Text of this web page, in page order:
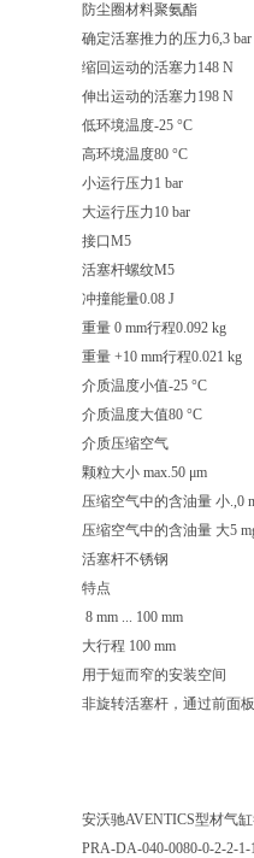
防尘圈材料聚氨酯
确定活塞推力的压力6,3 bar
缩回运动的活塞力148 N
伸出运动的活塞力198 N
低环境温度-25 °C
高环境温度80 °C
小运行压力1 bar
大运行压力10 bar
接口M5
活塞杆螺纹M5
冲撞能量0.08 J
重量 0 mm行程0.092 kg
重量 +10 mm行程0.021 kg
介质温度小值-25 °C
介质温度大值80 °C
介质压缩空气
颗粒大小 max.50 μm
压缩空气中的含油量 小.,0
压缩空气中的含油量 大5
活塞杆不锈钢
特点
8 mm ... 100 mm
大行程 100 mm
用于短而窄的安装空间
非旋转活塞杆，通过前面
安沃驰AVENTICS型材气
PRA-DA-040-0080-0-2-2-